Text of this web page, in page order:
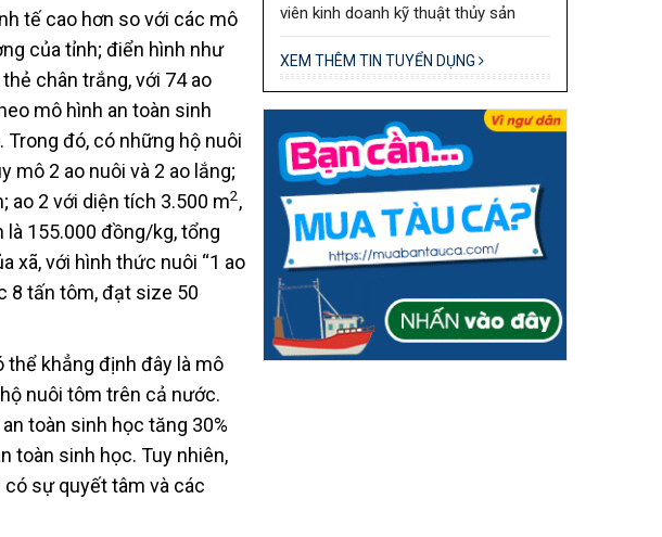
tế cao hơn so với các mô
của tỉnh; điển hình như
chân trắng, với 74 ao
mô hình an toàn sinh
đó, có những hộ nuôi
mô 2 ao nuôi và 2 ao lắng;
ao 2 với diện tích 3.500 m2,
155.000 đồng/kg, tổng
xã, với hình thức nuôi “1 ao
8 tấn tôm, đạt size 50
thể khẳng định đây là mô
nuôi tôm trên cả nước.
toàn sinh học tăng 30%
toàn sinh học. Tuy nhiên,
sự quyết tâm và các
viên kinh doanh kỹ thuật thủy sản
XEM THÊM TIN TUYỂN DỤNG